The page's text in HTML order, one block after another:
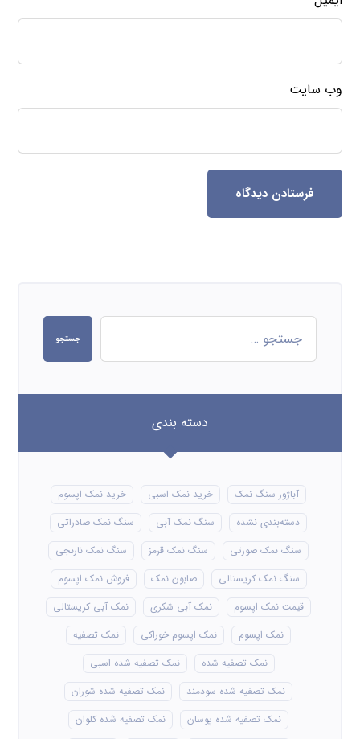
وب‌ سایت
فرستادن دیدگاه
جستجو
دسته بندی
آباژور سنگ نمک خرید نمک اسبی
خرید نمک اپسوم
دسته‌بندی نشده
سنگ نمک آبی
سنگ نمک صادراتی
سنگ نمک صورتی
سنگ نمک قرمز
سنگ نمک نارنجی
سنگ نمک کریستالی
صابون نمک
فروش نمک اپسوم
قیمت نمک اپسوم
نمک آبی شکری
نمک آبی کریستالی
نمک اپسوم
نمک اپسوم خوراکی
نمک تصفیه
نمک تصفیه شده
نمک تصفیه شده اسبی
نمک تصفیه شده سودمند
نمک تصفیه شده شوران
نمک تصفیه شده پوسان
نمک تصفیه شده کلوان